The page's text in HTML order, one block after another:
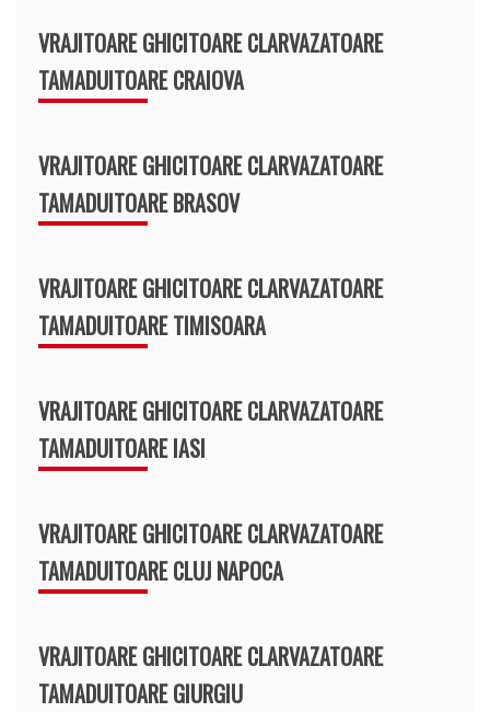
VRAJITOARE GHICITOARE CLARVAZATOARE
TAMADUITOARE CRAIOVA
VRAJITOARE GHICITOARE CLARVAZATOARE
TAMADUITOARE BRASOV
VRAJITOARE GHICITOARE CLARVAZATOARE
TAMADUITOARE TIMISOARA
VRAJITOARE GHICITOARE CLARVAZATOARE
TAMADUITOARE IASI
VRAJITOARE GHICITOARE CLARVAZATOARE
TAMADUITOARE CLUJ NAPOCA
VRAJITOARE GHICITOARE CLARVAZATOARE
TAMADUITOARE GIURGIU